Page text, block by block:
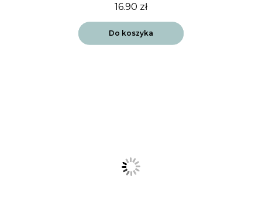
16.90 zł
Do koszyka